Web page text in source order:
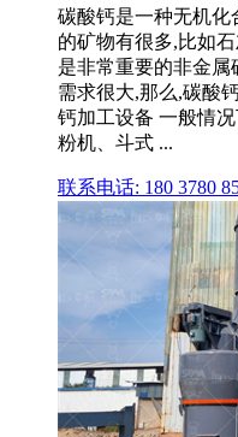
碳酸钙是一种无机化
的矿物有很多,比如
是非常重要的非金
需求很大,那么,碳酸
钙加工设备 一般情
粉机、斗式 ...
联系电话: 180 3780